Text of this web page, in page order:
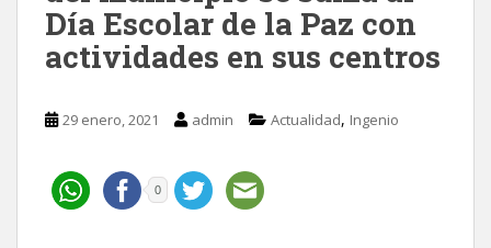
Día Escolar de la Paz con
actividades en sus centros
29 enero, 2021 admin Actualidad, Ingenio
0